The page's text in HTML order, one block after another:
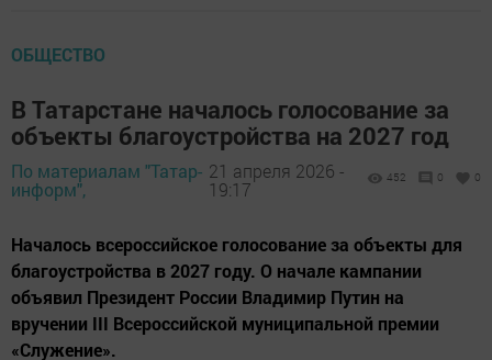
ОБЩЕСТВО
В Татарстане началось голосование за
объекты благоустройства на 2027 год
По материалам "Татар-
информ",
21 апреля 2026 -
19:17
452 0 0
Началось всероссийское голосование за объекты для
благоустройства в 2027 году. О начале кампании
объявил Президент России Владимир Путин на
вручении III Всероссийской муниципальной премии
«Служение».